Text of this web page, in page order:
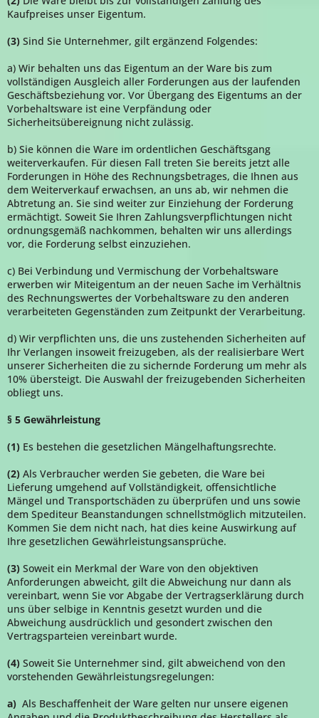
Kaufpreises unser Eigentum.
(3) Sind Sie Unternehmer, gilt ergänzend Folgendes:
a) Wir behalten uns das Eigentum an der Ware bis zum
vollständigen Ausgleich aller Forderungen aus der laufenden
Geschäftsbeziehung vor. Vor Übergang des Eigentums an der
Vorbehaltsware ist eine Verpfändung oder
Sicherheitsübereignung nicht zulässig.
b) Sie können die Ware im ordentlichen Geschäftsgang
weiterverkaufen. Für diesen Fall treten Sie bereits jetzt alle
Forderungen in Höhe des Rechnungsbetrages, die Ihnen aus
dem Weiterverkauf erwachsen, an uns ab, wir nehmen die
Abtretung an. Sie sind weiter zur Einziehung der Forderung
ermächtigt. Soweit Sie Ihren Zahlungsverpflichtungen nicht
ordnungsgemäß nachkommen, behalten wir uns allerdings
vor, die Forderung selbst einzuziehen.
c) Bei Verbindung und Vermischung der Vorbehaltsware
erwerben wir Miteigentum an der neuen Sache im Verhältnis
des Rechnungswertes der Vorbehaltsware zu den anderen
verarbeiteten Gegenständen zum Zeitpunkt der Verarbeitung.
d) Wir verpflichten uns, die uns zustehenden Sicherheiten auf
Ihr Verlangen insoweit freizugeben, als der realisierbare Wert
unserer Sicherheiten die zu sichernde Forderung um mehr als
10% übersteigt. Die Auswahl der freizugebenden Sicherheiten
obliegt uns.
§ 5 Gewährleistung
(1) Es bestehen die gesetzlichen Mängelhaftungsrechte.
(2) Als Verbraucher werden Sie gebeten, die Ware bei
Lieferung umgehend auf Vollständigkeit, offensichtliche
Mängel und Transportschäden zu überprüfen und uns sowie
dem Spediteur Beanstandungen schnellstmöglich mitzuteilen.
Kommen Sie dem nicht nach, hat dies keine Auswirkung auf
Ihre gesetzlichen Gewährleistungsansprüche.
(3) Soweit ein Merkmal der Ware von den objektiven
Anforderungen abweicht, gilt die Abweichung nur dann als
vereinbart, wenn Sie vor Abgabe der Vertragserklärung durch
uns über selbige in Kenntnis gesetzt wurden und die
Abweichung ausdrücklich und gesondert zwischen den
Vertragsparteien vereinbart wurde.
(4) Soweit Sie Unternehmer sind, gilt abweichend von den
vorstehenden Gewährleistungsregelungen:
a) Als Beschaffenheit der Ware gelten nur unsere eigenen